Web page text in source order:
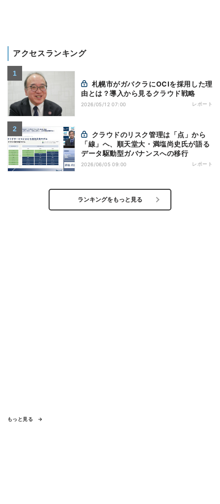
アクセスランキング
由とは？導入から見るクラウド戦略
2026/05/12 07:00 レポート
「線」へ、順天堂大・満塩尚史氏が語る
データ駆動型ガバナンスへの移行
2026/06/05 09:00 レポート
ランキングをもっと見る
もっと見る